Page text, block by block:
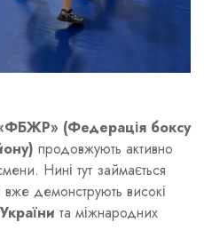
(Федерація боксу
продовжують активно
Нині тут займається
вже демонструють високі
та міжнародних